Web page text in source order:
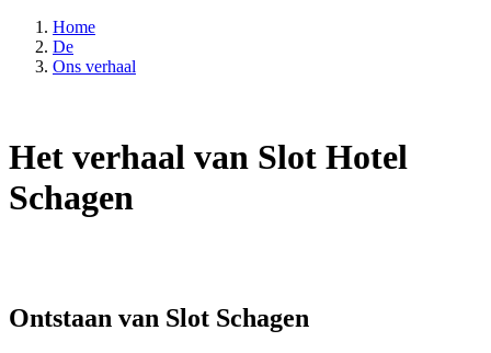
Home
De
Ons verhaal
Het verhaal van Slot Hotel
Schagen
Ontstaan van Slot Schagen